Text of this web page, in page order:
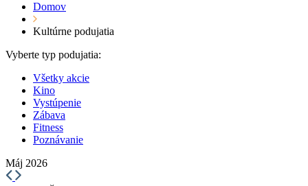
Domov
Kultúrne podujatia
Vyberte typ podujatia:
Všetky akcie
Kino
Vystúpenie
Zábava
Fitness
Poznávanie
Máj 2026